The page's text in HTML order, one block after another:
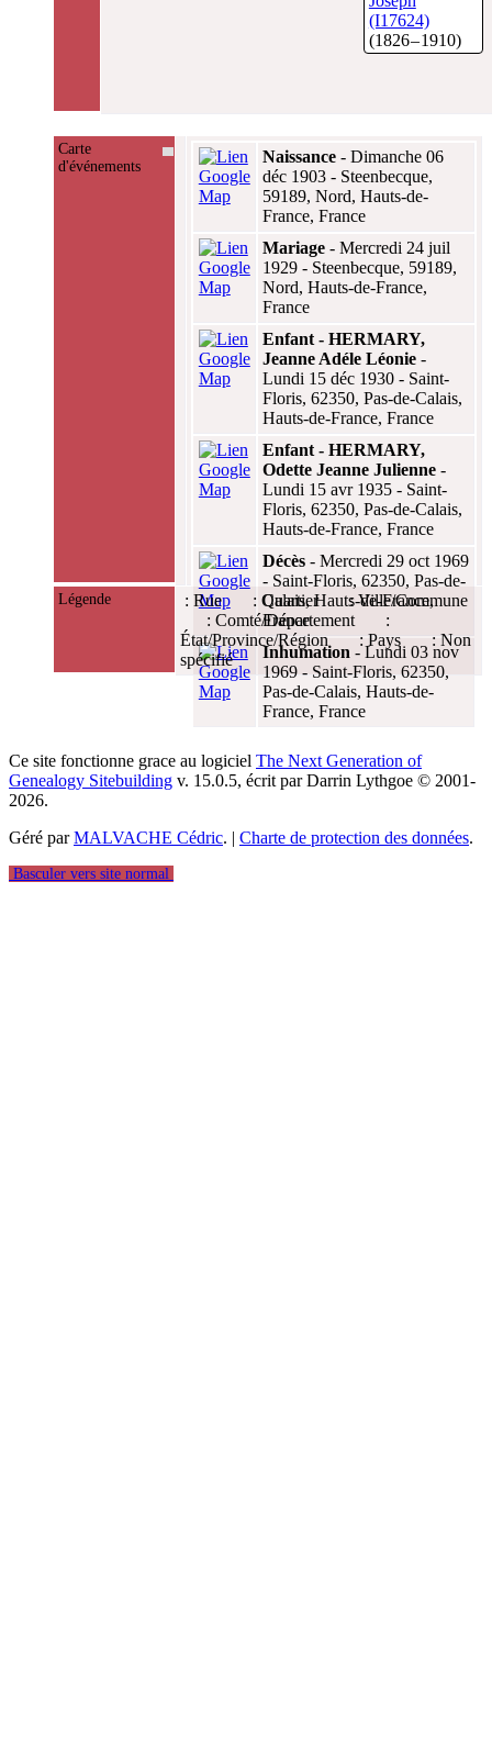
(I17624)
(1826 – 1910)
Carte
d'événements
+
–
Naissance - Dimanche 06
déc 1903 - Steenbecque,
59189, Nord, Hauts-de-
France, France
Mariage - Mercredi 24 juil
1929 - Steenbecque, 59189,
Nord, Hauts-de-France,
France
Enfant - HERMARY,
Jeanne Adéle Léonie -
Lundi 15 déc 1930 - Saint-
Floris, 62350, Pas-de-Calais,
Hauts-de-France, France
Enfant - HERMARY,
Odette Jeanne Julienne -
Lundi 15 avr 1935 - Saint-
Floris, 62350, Pas-de-Calais,
Hauts-de-France, France
Décès - Mercredi 29 oct 1969
- Saint-Floris, 62350, Pas-de-
Calais, Hauts-de-France,
France
Inhumation - Lundi 03 nov
1969 - Saint-Floris, 62350,
Pas-de-Calais, Hauts-de-
France, France
Légende : Rue : Quartier: Ville/Commune
: Comté/Département
:
État/Province/Région
: Pays
: Non
spécifié
Ce site fonctionne grace au logiciel The Next Generation of
Genealogy Sitebuilding v. 15.0.5, écrit par Darrin Lythgoe © 2001-
2026.
Géré parMALVACHE Cédric. | Charte de protection des données.
Basculer vers site normal